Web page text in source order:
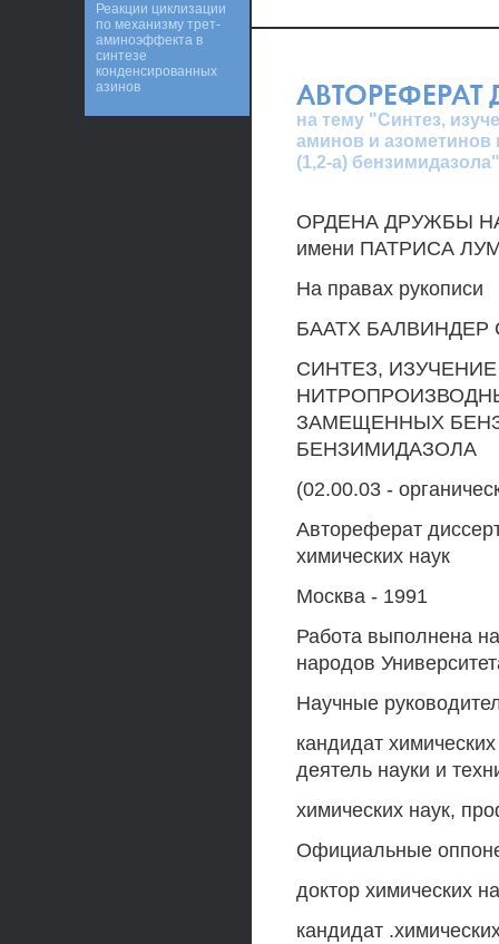
АВТОРЕФЕРАТ
на тему "Синтез,
аминов и
(1,2-а) бензимидазола"
ОРДЕНА ДРУЖБЫ
имени ПАТРИСА
На правах рукописи
БААТХ БАЛВИНДЕР
СИНТЕЗ,
ЗАМЕЩЕННЫХ
БЕНЗИМИДАЗОЛА
(02.00.03 -
Автореферат
химических наук
Москва - 1991
Работа выполнена
народов
Научные
кандидат
деятель науки и
химических наук,
Официальные
доктор химических
кандидат
Реакции циклизации
по механизму трет-
аминоэффекта в
синтезе
конденсированных
азинов